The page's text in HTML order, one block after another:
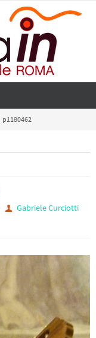
p1180462
Gabriele Curciotti